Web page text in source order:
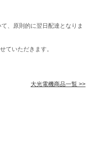
、原則的に翌日配達となりま
ていただきます。
大光電機商品一覧 >>